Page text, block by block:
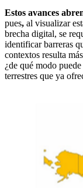
Estos avances
pues, al visualizar
brecha digital, se
identificar barreras
contextos resulta
¿de qué modo
terrestres que ya